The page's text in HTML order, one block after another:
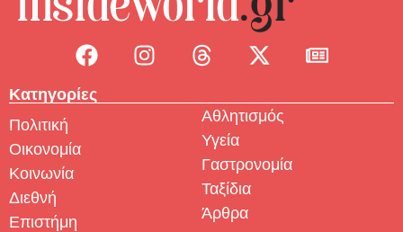
Κατηγορίες
Πολιτική
Οικονομία
Κοινωνία
Διεθνή
Επιστήμη
Αθλητισμός
Υγεία
Γαστρονομία
Ταξίδια
Άρθρα